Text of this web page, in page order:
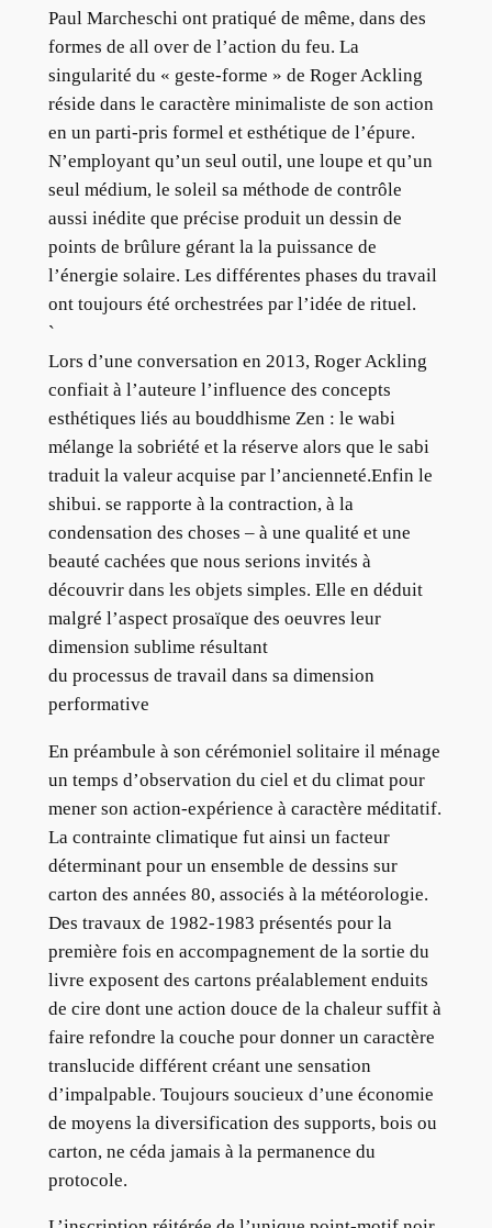
Paul Marcheschi ont pratiqué de même, dans des
formes de all over de l’action du feu. La
singularité du « geste-forme » de Roger Ackling
réside dans le caractère minimaliste de son action
en un parti-pris formel et esthétique de l’épure.
N’employant qu’un seul outil, une loupe et qu’un
seul médium, le soleil sa méthode de contrôle
aussi inédite que précise produit un dessin de
points de brûlure gérant la la puissance de
l’énergie solaire. Les différentes phases du travail
ont toujours été orchestrées par l’idée de rituel.
`
Lors d’une conversation en 2013, Roger Ackling
confiait à l’auteure l’influence des concepts
esthétiques liés au bouddhisme Zen : le wabi
mélange la sobriété et la réserve alors que le sabi
traduit la valeur acquise par l’ancienneté.Enfin le
shibui. se rapporte à la contraction, à la
condensation des choses – à une qualité et une
beauté cachées que nous serions invités à
découvrir dans les objets simples. Elle en déduit
malgré l’aspect prosaïque des oeuvres leur
dimension sublime résultant
du processus de travail dans sa dimension
performative
En préambule à son cérémoniel solitaire il ménage
un temps d’observation du ciel et du climat pour
mener son action-expérience à caractère méditatif.
La contrainte climatique fut ainsi un facteur
déterminant pour un ensemble de dessins sur
carton des années 80, associés à la météorologie.
Des travaux de 1982-1983 présentés pour la
première fois en accompagnement de la sortie du
livre exposent des cartons préalablement enduits
de cire dont une action douce de la chaleur suffit à
faire refondre la couche pour donner un caractère
translucide différent créant une sensation
d’impalpable. Toujours soucieux d’une économie
de moyens la diversification des supports, bois ou
carton, ne céda jamais à la permanence du
protocole.